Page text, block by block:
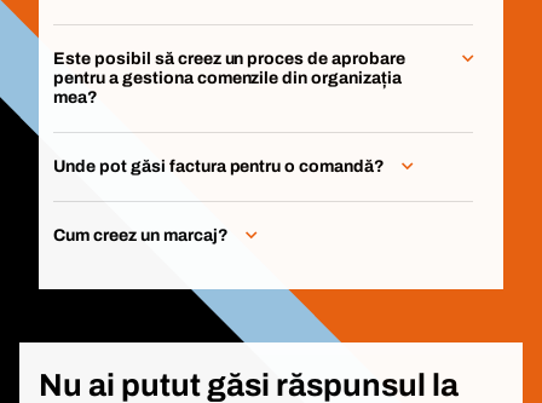
Este posibil să creez un proces de aprobare
pentru a gestiona comenzile din organizația
mea?
Unde pot găsi factura pentru o comandă?
Cum creez un marcaj?
Nu ai putut găsi răspunsul la